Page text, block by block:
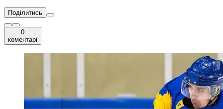
Поділитись
0
коментарі